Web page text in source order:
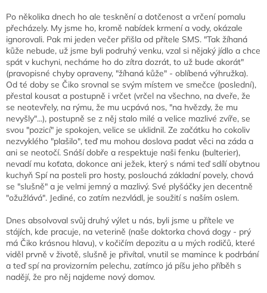
Po několika dnech ho ale tesknění a dotčenost a vrčení pomalu
přecházely. My jsme ho, kromě nabídek krmení a vody, okázale
ignorovali. Pak mi jeden večer přišla od přítele SMS. "Tak žíhaná
kůže nebude, už jsme byli podruhý venku, vzal si nějaký jídlo a chce
spát v kuchyni, necháme ho do zítra dozrát, to už bude akorát"
(pravopisné chyby opraveny, "žíhaná kůže" - oblíbená výhružka).
Od té doby se Čiko srovnal se svým místem ve smečce (poslední),
přestal kousat a postupně i vrčet (vrčel na všechno, na dveře, že
se neotevřely, na rýmu, že mu ucpává nos, "na hvězdy, že mu
nevyšly"...), postupně se z něj stalo milé a velice mazlivé zvíře, se
svou "pozicí" je spokojen, velice se uklidnil. Ze začátku ho cokoliv
nezvyklého "plašilo", teď mu mohou doslova padat věci na záda a
ani se neotočí. Snáší dobře a respektuje naši fenku (bulterier),
nevadí mu koťata, dokonce ani ježek, který s námi teď sdílí obytnou
kuchyň Spí na posteli pro hosty, poslouchá základní povely, chová
se "slušně" a je velmi jemný a mazlivý. Své plyšáčky jen decentně
"ožužlává". Jediné, co zatím nezvládl, je soužití s naším oslem.
Dnes absolvoval svůj druhý výlet u nás, byli jsme u přítele ve
stájích, kde pracuje, na veterině (naše doktorka chová dogy - prý
má Čiko krásnou hlavu), v kočičím depozitu a u mých rodičů, které
viděl prvně v životě, slušně je přivítal, vnutil se mamince k podrbání
a teď spí na provizorním pelechu, zatímco já píšu jeho příběh s
nadějí, že pro něj najdeme nový domov.